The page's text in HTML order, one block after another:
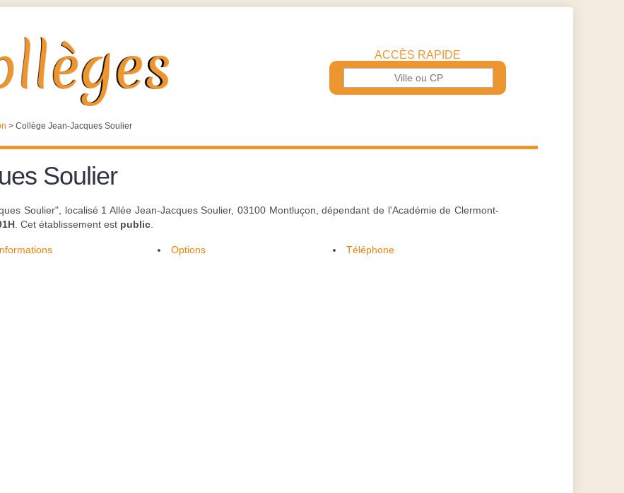
ACCÈS RAPIDE
> Collège Jean-Jacques Soulier
Soulier
Soulier", localisé 1 Allée Jean-Jacques Soulier, 03100 Montluçon, dépendant de l'Académie de Clermont-
. Cet établissement est public
Options Téléphone